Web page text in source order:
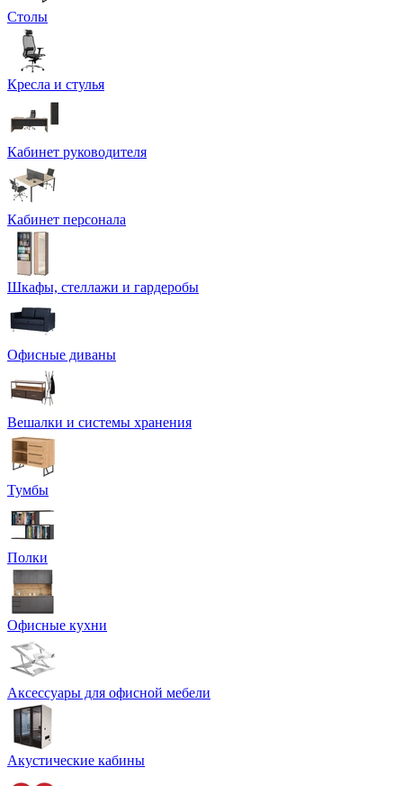
Столы
Кресла и стулья
Кабинет руководителя
Кабинет персонала
Шкафы, стеллажи и гардеробы
Офисные диваны
Вешалки и системы хранения
Тумбы
Полки
Офисные кухни
Аксессуары для офисной мебели
Акустические кабины